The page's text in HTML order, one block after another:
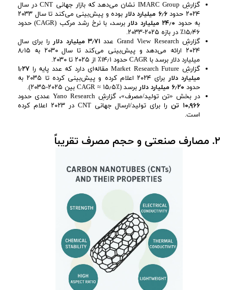
گزارشِ ‌IMARC Group نشان می‌دهد که بازار جهانی CNT در سال
۲۰۲۴ حدود
۶٫۶ میلیارد دلار
بوده و پیش‌بینی می‌کند تا سال ۲۰۳۳
به حدود ۲۴٫۰ میلیارد دلار
برسد، با نرخ رشد مرکب (CAGR) حدود
۱۵٫۴۶٪ در بازه ۲۰۲۵-۲۰۳۳.
گزارشِ Grand View Research عدد
۳٫۷۱ میلیارد دلار
را برای سال
۲۰۲۴ ارائه می‌دهد و پیش‌بینی می‌کند تا سال ۲۰۳۰ به ۸٫۱۵
میلیارد دلار برسد با CAGR حدود ۱۴٫۱٪ از ۲۰۲۵ تا ۲۰۳۰.
گزارشِ Market Research Future مقاله‌ای دارد که عدد پایه را
۱٫۲۷
میلیارد دلار
برای ۲۰۲۴ اعلام کرده و پیش‌بینی کرده تا ۲۰۳۵ به
حدود ۶٫۲۰ میلیارد دلار
برسد (CAGR ≈ ۱۵٫۵٪ بین ۲۰۲۵-۲۰۳۵).
در بخش «تن تولید/مصرف»، گزارشِ Yano Research عددی حدود
۱۰,۹۶۶ تن
را برای تولید/ارسال جهانی CNT در ۲۰۲۳ اعلام کرده
است.
۲. مصارف صنعتی و حجم مصرف تقریباً